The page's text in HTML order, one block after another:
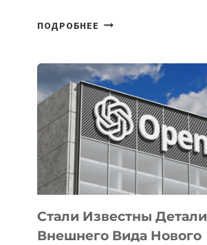
ПОДРОБНЕЕ В
ПРИОРИТЕТНЫЕ
ЗАДАЧИ
ПО
РАЗВИТИЮ
ЭКОСИСТЕМЫ
ИСКУССТВЕННОГО
ИНТЕЛЛЕКТА
Стали Известны Детали
Внешнего Вида Нового